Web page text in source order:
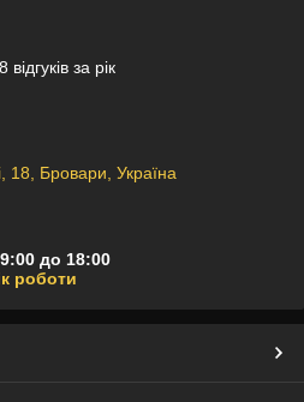
за рік
18, Бровари, Україна
до 18:00
роботи